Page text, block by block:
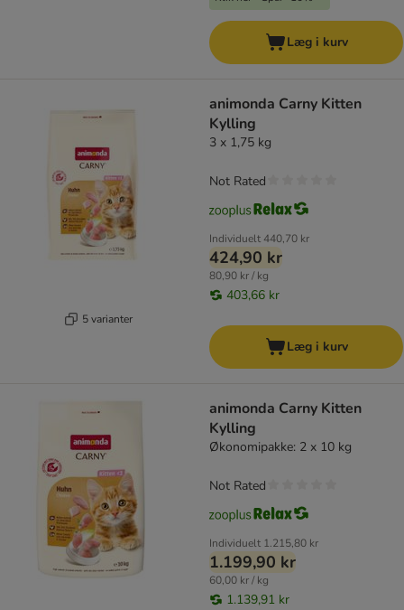
Læg i kurv
5 varianter
animonda Carny Kitten
Kylling
3 x 1,75 kg
Individuelt440,70 kr
424,90 kr
80,90 kr / kg
403,66 kr
Not Rated
Læg i kurv
animonda Carny Kitten
Kylling
Økonomipakke: 2 x 10 kg
Individuelt 1.215,80 kr
1.199,90 kr
60,00 kr / kg
1.139,91 kr
Not Rated